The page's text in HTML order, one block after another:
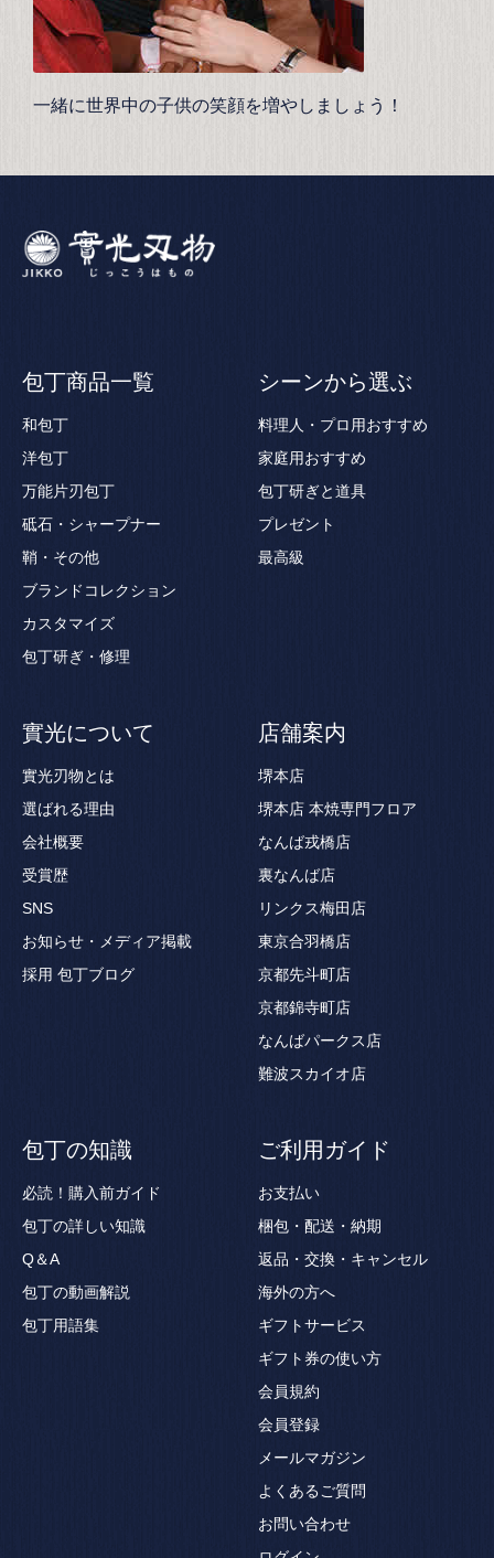
一緒に世界中の子供の笑顔を増やしましょう！
包丁商品一覧
和包丁
洋包丁
万能片刃包丁
砥石・シャープナー
鞘・その他
ブランドコレクション
カスタマイズ
包丁研ぎ・修理
シーンから選ぶ
料理人・プロ用おすすめ
家庭用おすすめ
包丁研ぎと道具
プレゼント
最高級
實光について
實光刃物とは
選ばれる理由
会社概要
受賞歴
SNS
お知らせ・メディア掲載
採用 包丁ブログ
店舗案内
堺本店
堺本店 本焼専門フロア
なんば戎橋店
裏なんば店
リンクス梅田店
東京合羽橋店
京都先斗町店
京都錦寺町店
なんばパークス店
難波スカイオ店
包丁の知識
必読！購入前ガイド
包丁の詳しい知識
Q＆A
包丁の動画解説
包丁用語集
ご利用ガイド
お支払い
梱包・配送・納期
返品・交換・キャンセル
海外の方へ
ギフトサービス
ギフト券の使い方
会員規約
会員登録
メールマガジン
よくあるご質問
お問い合わせ